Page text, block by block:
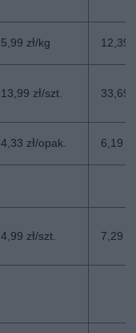
5,99 zł/kg 12,39
13,99 zł/szt. 33,69
4,33 zł/opak. 6,19
4,99 zł/szt. 7,29